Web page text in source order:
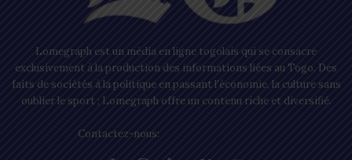
Lomegraph est un média en ligne togolais qui se consacre
exclusivement à la production des informations liées au Togo. Des
faits de sociétés à la politique en passant l’économie, la culture sans
oublier le sport ; Lomegraph offre un contenu riche et diversifié.
Contactez-nous: